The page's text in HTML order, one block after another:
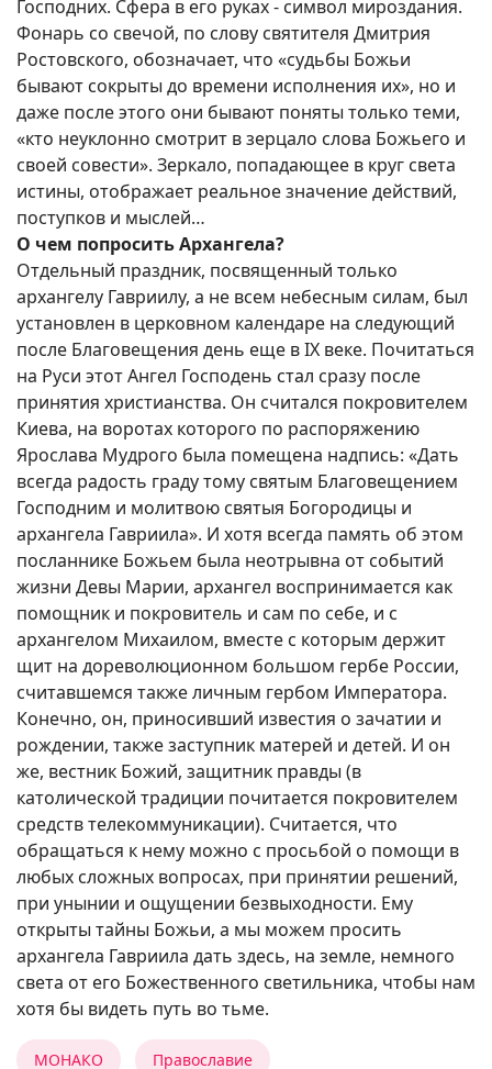
Господних. Сфера в его руках - символ мироздания.
Фонарь со свечой, по слову святителя Дмитрия
Ростовского, обозначает, что «судьбы Божьи
бывают сокрыты до времени исполнения их», но и
даже после этого они бывают поняты только теми,
«кто неуклонно смотрит в зерцало слова Божьего и
своей совести». Зеркало, попадающее в круг света
истины, отображает реальное значение действий,
поступков и мыслей…
О чем попросить Архангела?
Отдельный праздник, посвященный только
архангелу Гавриилу, а не всем небесным силам, был
установлен в церковном календаре на следующий
после Благовещения день еще в IX веке. Почитаться
на Руси этот Ангел Господень стал сразу после
принятия христианства. Он считался покровителем
Киева, на воротах которого по распоряжению
Ярослава Мудрого была помещена надпись: «Дать
всегда радость граду тому святым Благовещением
Господним и молитвою святыя Богородицы и
архангела Гавриила». И хотя всегда память об этом
посланнике Божьем была неотрывна от событий
жизни Девы Марии, архангел воспринимается как
помощник и покровитель и сам по себе, и с
архангелом Михаилом, вместе с которым держит
щит на дореволюционном большом гербе России,
считавшемся также личным гербом Императора.
Конечно, он, приносивший известия о зачатии и
рождении, также заступник матерей и детей. И он
же, вестник Божий, защитник правды (в
католической традиции почитается покровителем
средств телекоммуникации). Считается, что
обращаться к нему можно с просьбой о помощи в
любых сложных вопросах, при принятии решений,
при унынии и ощущении безвыходности. Ему
открыты тайны Божьи, а мы можем просить
архангела Гавриила дать здесь, на земле, немного
света от его Божественного светильника, чтобы нам
хотя бы видеть путь во тьме.
МОНАКО Православие